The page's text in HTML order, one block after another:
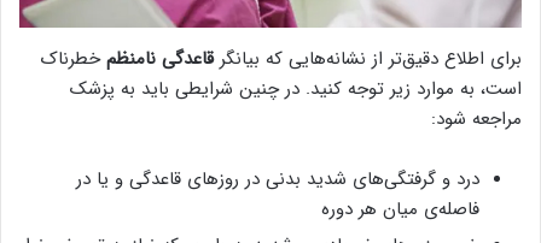
برای اطلاع دقیق‌تر از نشانه‌هایی که بیانگرقاعدگی نامنظمخطرناک
است، به موارد زیر توجه کنید. در چنین شرایطی باید به پزشک
مراجعه شود:
درد و گرفتگی‌های شدید بدنی در روزهای قاعدگی و یا در
فاصله‌ی میان هر دوره